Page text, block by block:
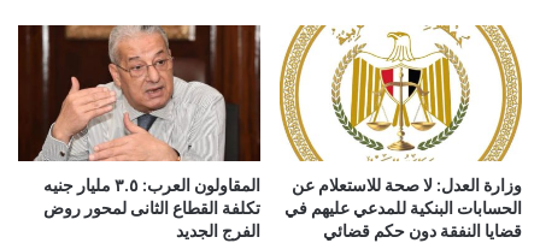
وزارة العدل: لا صحة للاستعلام عن
الحسابات البنكية للمدعي عليهم في
قضايا النفقة دون حكم قضائي
المقاولون العرب: ٣.٥ مليار جنيه
تكلفة القطاع الثانى لمحور روض
الفرج الجديد